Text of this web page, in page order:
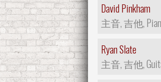
David Pinkham
主音, 吉他,
Ryan Slate
主音, 吉他,